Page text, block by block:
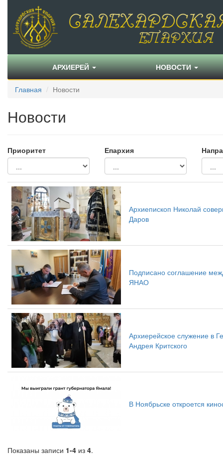
АРХИЕРЕЙ НОВОСТИ
Главная Новости
Новости
Приоритет Епархия
Архиепископ Николай
Даров
Подписано соглашение
ЯНАО
Архиерейское служение в
Андрея Критского
В Ноябрьске откроется
Показаны записи 1-4 из 4.